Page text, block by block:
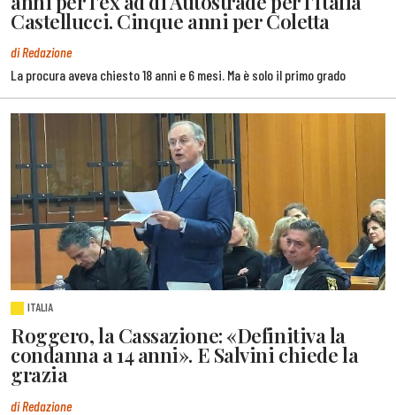
Castellucci. Cinque anni per Coletta
di Redazione
La procura aveva chiesto 18 anni e 6 mesi. Ma è solo il primo grado
ITALIA
Roggero, la Cassazione: «Definitiva la
condanna a 14 anni». E Salvini chiede la
grazia
di Redazione